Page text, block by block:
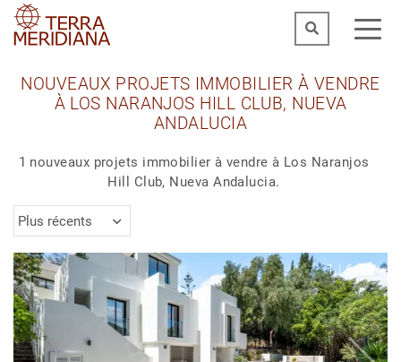
NOUVEAUX PROJETS IMMOBILIER À VENDRE
À LOS NARANJOS HILL CLUB, NUEVA
ANDALUCIA
1 nouveaux projets immobilier à vendre à Los Naranjos
Hill Club, Nueva Andalucia.
Plus récents
1|6